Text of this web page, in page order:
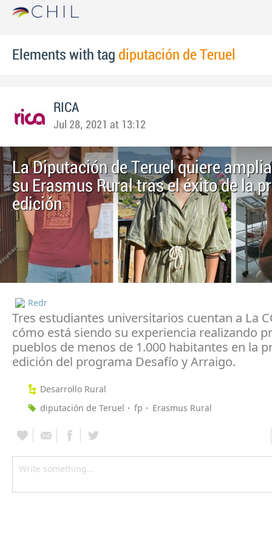
Elements with tag diputación de Teruel
RICA
Jul 28, 2021 at 13:12
La Diputación de Teruel quiere
su Erasmus Rural tras el éxito de la
edición
Redr
Tres estudiantes universitarios cuentan a La
cómo está siendo su experiencia realizando
pueblos de menos de 1.000 habitantes en la
edición del programa Desafío y Arraigo.
Desarrollo Rural
diputación de Teruel
fp Erasmus Rural